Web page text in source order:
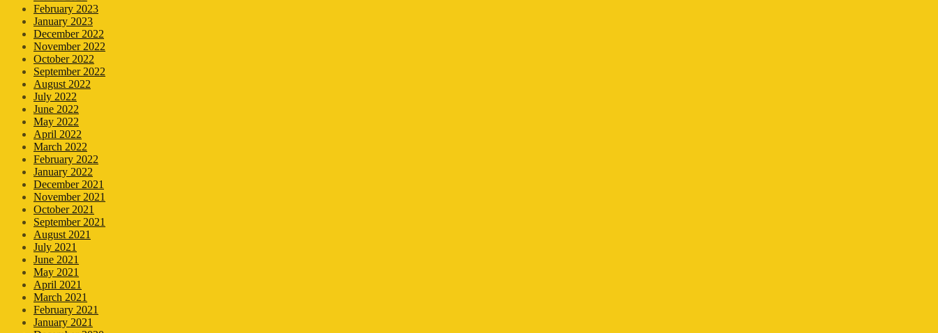
February 2023
January 2023
December 2022
November 2022
October 2022
September 2022
August 2022
July 2022
June 2022
May 2022
April 2022
March 2022
February 2022
January 2022
December 2021
November 2021
October 2021
September 2021
August 2021
July 2021
June 2021
May 2021
April 2021
March 2021
February 2021
January 2021